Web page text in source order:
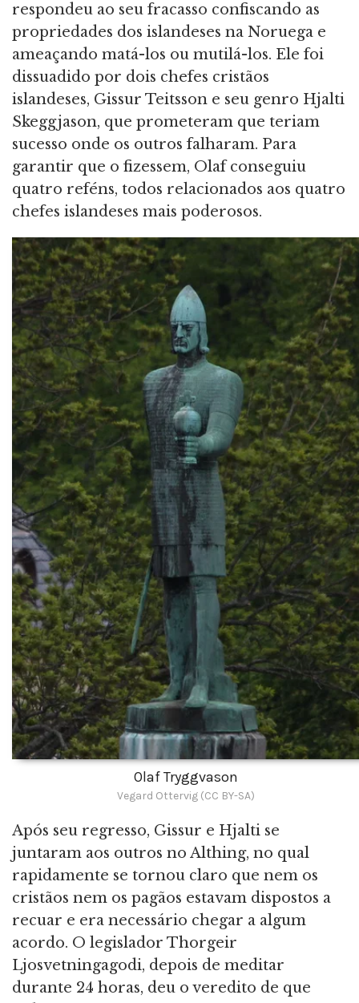
respondeu ao seu fracasso confiscando as
propriedades dos islandeses na Noruega e
ameaçando matá-los ou mutilá-los. Ele foi
dissuadido por dois chefes cristãos
islandeses, Gissur Teitsson e seu genro Hjalti
Skeggjason, que prometeram que teriam
sucesso onde os outros falharam. Para
garantir que o fizessem, Olaf conseguiu
quatro reféns, todos relacionados aos quatro
chefes islandeses mais poderosos.
Olaf Tryggvason
Vegard Ottervig (CC BY-SA)
Após seu regresso, Gissur e Hjalti se
juntaram aos outros no Althing, no qual
rapidamente se tornou claro que nem os
cristãos nem os pagãos estavam dispostos a
recuar e era necessário chegar a algum
acordo. O legislador Thorgeir
Ljosvetningagodi, depois de meditar
durante 24 horas, deu o veredito de que